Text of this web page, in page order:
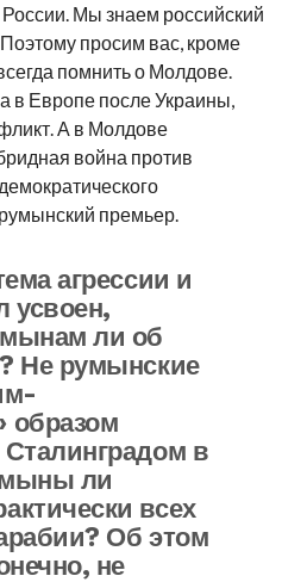
Мы знаем российский
просим вас, кроме
помнить о Молдове.
в Европе после Украины,
А в Молдове
война против
премьер.
агрессии и
усвоен,
ли об
Не румынские
образом
в
ли
всех
Об этом
не